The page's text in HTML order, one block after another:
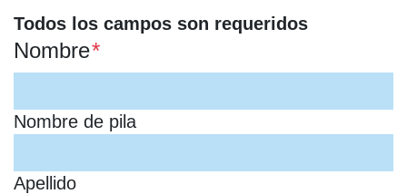
Todos los campos son requeridos
Nombre*
Nombre de pila
Apellido